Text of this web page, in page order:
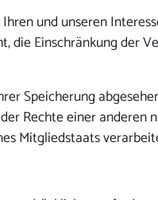
und unseren
die Einschränkung der
Speicherung
Rechte einer anderen
Mitgliedstaats